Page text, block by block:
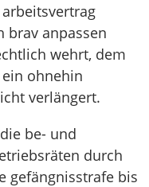
brav anpassen
wehrt, dem
ohnehin
verlängert.
be- und
durch
gefängnisstrafe bis